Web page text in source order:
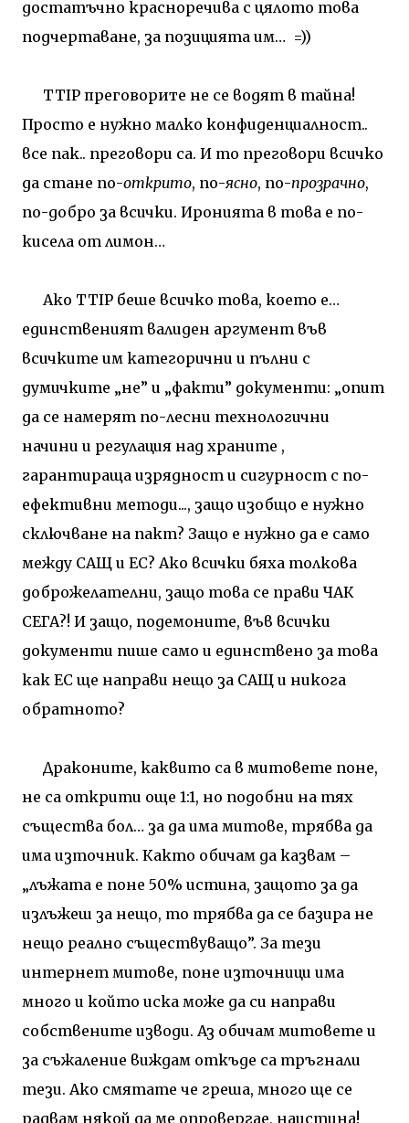
достатъчно красноречива с цялото това
подчертаване, за позицията им… =))
TTIP преговорите не се водят в тайна!
Просто е нужно малко конфиденциалност..
все пак.. преговори са. И то преговори всичко
да стане по-открито, по-ясно, по-прозрачно,
по-добро за всички. Иронията в това е по-
кисела от лимон…
Ако TTIP беше всичко това, което е…
единственият валиден аргумент във
всичките им категорични и пълни с
думичките „не” и „факти” документи: „опит
да се намерят по-лесни технологични
начини и регулация над храните ,
гарантираща изрядност и сигурност с по-
ефективни методи..., защо изобщо е нужно
сключване на пакт? Защо е нужно да е само
между САЩ и ЕС? Ако всички бяха толкова
доброжелателни, защо това се прави ЧАК
СЕГА?! И защо, подемоните, във всички
документи пише само и единствено за това
как ЕС ще направи нещо за САЩ и никога
обратното?
Драконите, каквито са в митовете поне,
не са открити още 1:1, но подобни на тях
същества бол… за да има митове, трябва да
има източник. Както обичам да казвам –
„лъжата е поне 50% истина, защото за да
излъжеш за нещо, то трябва да се базира не
нещо реално съществуващо”. За тези
интернет митове, поне източници има
много и който иска може да си направи
собствените изводи. Аз обичам митовете и
за съжаление виждам откъде са тръгнали
тези. Ако смятате че греша, много ще се
радвам някой да ме опровергае, наистина!